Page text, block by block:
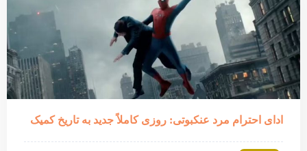
ادای احترام مرد عنکبوتی: روزی کاملاً جدید به تاریخ کمیک